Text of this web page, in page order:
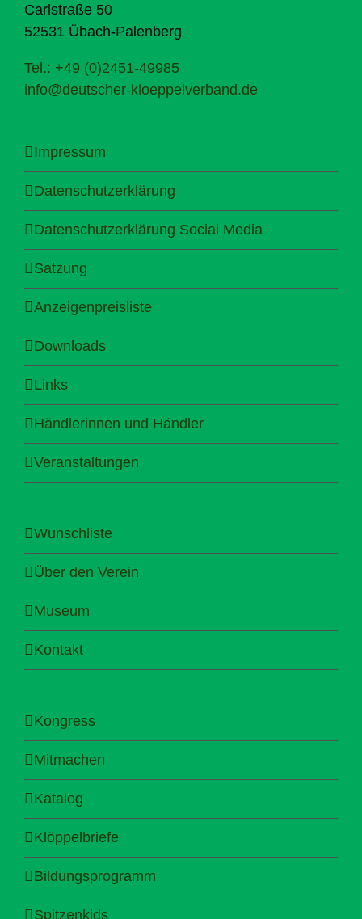
Carlstraße 50
52531 Übach-Palenberg
Tel.: +49 (0)2451-49985
info@deutscher-kloeppelverband.de
Impressum
Datenschutzerklärung
Datenschutzerklärung Social Media
Satzung
Anzeigenpreisliste
Downloads
Links
Händlerinnen und Händler
Veranstaltungen
Wunschliste
Über den Verein
Museum
Kontakt
Kongress
Mitmachen
Katalog
Klöppelbriefe
Bildungsprogramm
Spitzenkids